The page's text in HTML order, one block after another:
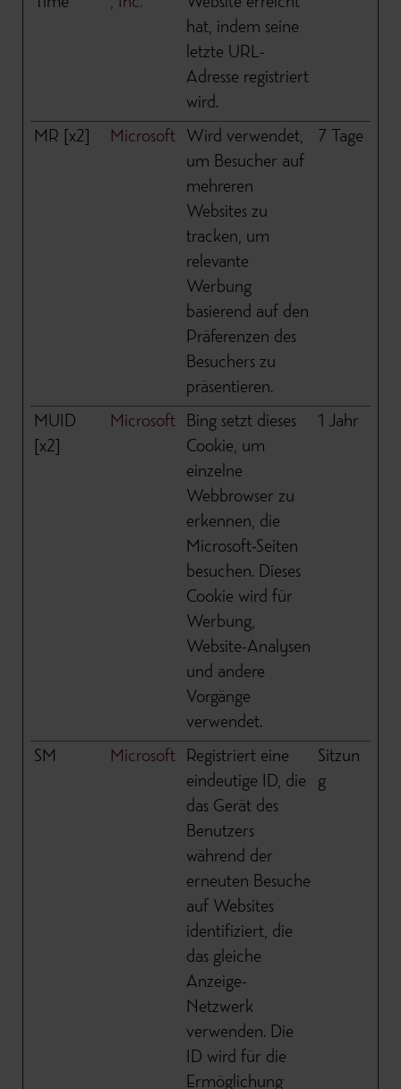
Time , Inc.
Website erreicht
hat, indem seine
letzte URL-
Adresse registriert
wird.
MR [x2] Microsoft
Wird verwendet,
um Besucher auf
mehreren
Websites zu
tracken, um
relevante
Werbung
basierend auf den
Präferenzen des
Besuchers zu
präsentieren.
7 Tage
MUID
[x2]
Microsoft
Bing setzt dieses
Cookie, um
einzelne
Webbrowser zu
erkennen, die
Microsoft-Seiten
besuchen. Dieses
Cookie wird für
Werbung,
Website-Analysen
und andere
Vorgänge
verwendet.
1 Jahr
SM Microsoft
Registriert eine
eindeutige ID, die
das Gerät des
Benutzers
während der
erneuten Besuche
auf Websites
identifiziert, die
das gleiche
Anzeige-
Netzwerk
verwenden. Die
ID wird für die
Ermöglichung
Sitzun
g